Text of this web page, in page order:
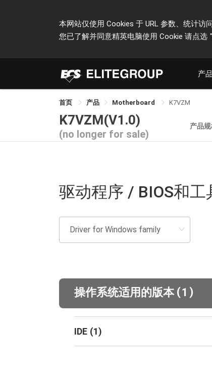
本网站仅使用 Cookies 于 URL 参数、统计
您已了解并同意精英电脑使用 Cookie 请点选
产
首页 产品 Motherboard K7VZM
K7VZM(V1.0)
(no longer for sale)
产品
驱动程序 / BIOS和工
操作系统适用的版本 (1 )
IDE (1)